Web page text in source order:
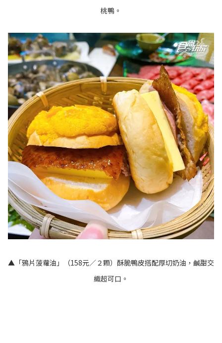
桃鴨。
▲「鴉片菠蘿油」（158元／２顆）酥脆鴨皮搭配厚切奶油，鹹甜交
織超可口。